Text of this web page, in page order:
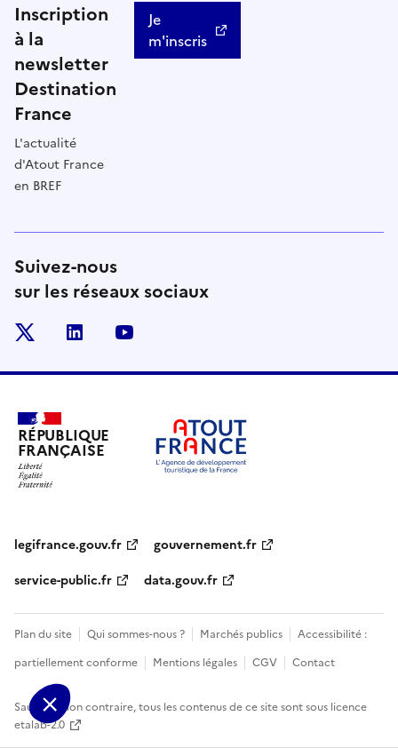
Inscription
à la
newsletter
Destination
France
L'actualité
d'Atout France
en BREF
Je
m'inscris
Suivez-nous
sur les réseaux sociaux
linkedin
RÉPUBLIQUE
FRANÇAISE
legifrance.gouv.fr
gouvernement.fr
service-public.fr
data.gouv.fr
Plan du site Qui sommes-nous ? Marchés publics
Accessibilité :
partiellement conforme
Mentions légales CGV Contact
Sauf mention contraire, tous les contenus de ce site sont sous licence
etalab-2.0